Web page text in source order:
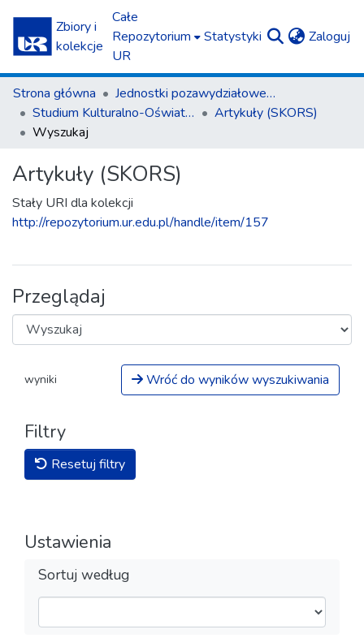
Zbiory i
kolekcje
Całe
Repozytorium
UR
Statystyki Zaloguj
Strona główna
Jednostki pozawydziałowe / Interfaculty Units
Studium Kulturalno-Oświatowe "Resovia Saltans" / Cultural and Educational Center "Resovia Saltans"
Artykuły (SKORS)
Wyszukaj
Artykuły (SKORS)
Stały URI dla kolekcji
http://repozytorium.ur.edu.pl/handle/item/157
Przeglądaj
wyniki Wróć do wyników wyszukiwania
Filtry
Resetuj filtry
Ustawienia
Sortuj według